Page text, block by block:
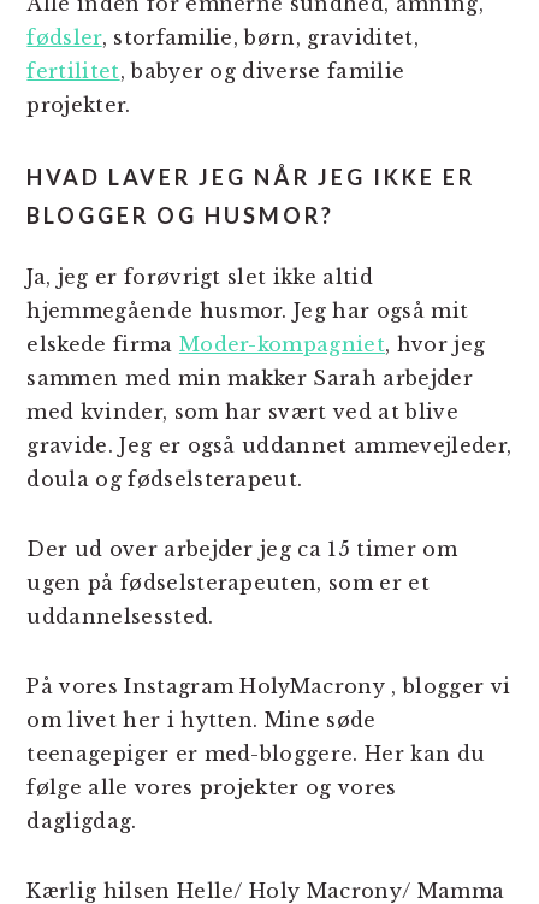
fødsler, storfamilie, børn, graviditet,
fertilitet, babyer og diverse familie
projekter.
HVAD LAVER JEG NÅR JEG IKKE ER
BLOGGER OG HUSMOR?
Ja, jeg er forøvrigt slet ikke altid
hjemmegående husmor. Jeg har også mit
elskede firma Moder-kompagniet, hvor jeg
sammen med min makker Sarah arbejder
med kvinder, som har svært ved at blive
gravide. Jeg er også uddannet ammevejleder,
doula og fødselsterapeut.
Der ud over arbejder jeg ca 15 timer om
ugen på fødselsterapeuten, som er et
uddannelsessted.
På vores Instagram HolyMacrony , blogger vi
om livet her i hytten. Mine søde
teenagepiger er med-bloggere. Her kan du
følge alle vores projekter og vores
dagligdag.
Kærlig hilsen Helle/ Holy Macrony/ Mamma